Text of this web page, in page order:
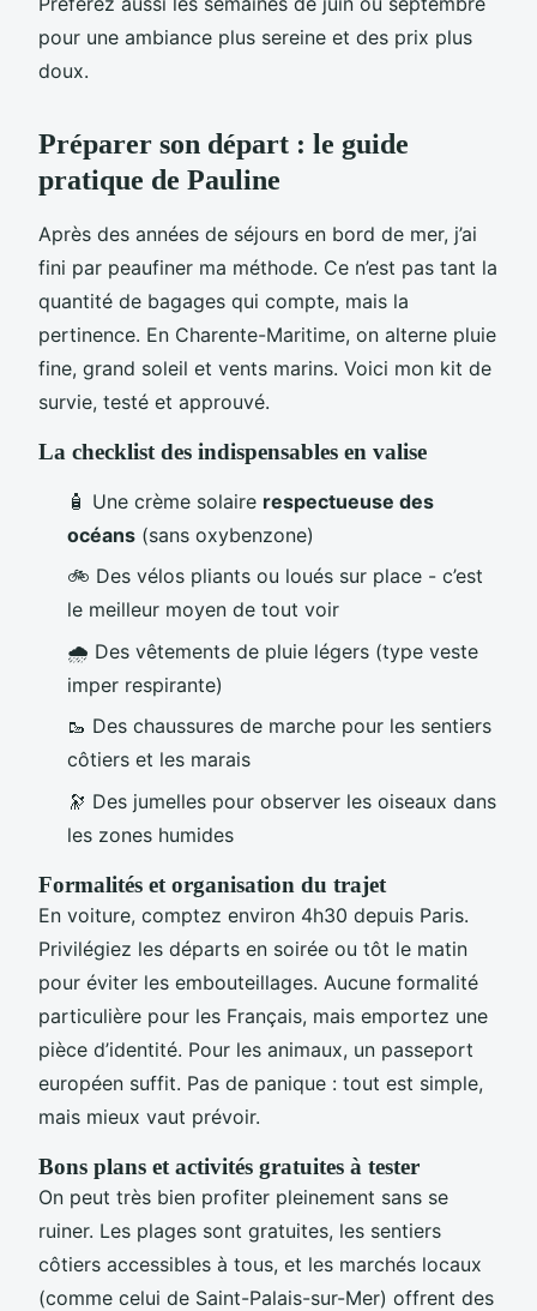
pour une ambiance plus sereine et des prix plus
doux.
Préparer son départ : le guide
pratique de Pauline
Après des années de séjours en bord de mer, j’ai
fini par peaufiner ma méthode. Ce n’est pas tant la
quantité de bagages qui compte, mais la
pertinence. En Charente-Maritime, on alterne pluie
fine, grand soleil et vents marins. Voici mon kit de
survie, testé et approuvé.
La checklist des indispensables en valise
🧴 Une crème solaire respectueuse des
océans (sans oxybenzone)
🚲 Des vélos pliants ou loués sur place - c’est
le meilleur moyen de tout voir
🌧️ Des vêtements de pluie légers (type veste
imper respirante)
🥾 Des chaussures de marche pour les sentiers
côtiers et les marais
🔭 Des jumelles pour observer les oiseaux dans
les zones humides
Formalités et organisation du trajet
En voiture, comptez environ 4h30 depuis Paris.
Privilégiez les départs en soirée ou tôt le matin
pour éviter les embouteillages. Aucune formalité
particulière pour les Français, mais emportez une
pièce d’identité. Pour les animaux, un passeport
européen suffit. Pas de panique : tout est simple,
mais mieux vaut prévoir.
Bons plans et activités gratuites à tester
On peut très bien profiter pleinement sans se
ruiner. Les plages sont gratuites, les sentiers
côtiers accessibles à tous, et les marchés locaux
(comme celui de Saint-Palais-sur-Mer) offrent des